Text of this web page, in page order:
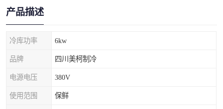
产品描述
冷库功率 6kw
品牌 四川美柯制冷
电源电压 380V
使用范围 保鲜